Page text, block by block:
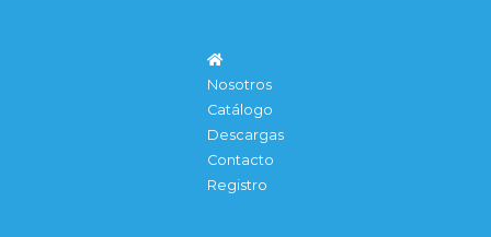
Nosotros
Catálogo
Descargas
Contacto
Registro